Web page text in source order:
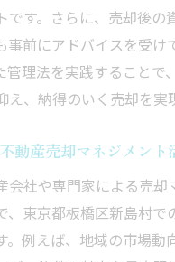
です。さらに、売却後の
事前にアドバイスを受け
管理法を実践することで
え、納得のいく売却を実
動産売却マネジメント
会社や専門家による売却
、東京都板橋区新島村で
。例えば、地域の市場動